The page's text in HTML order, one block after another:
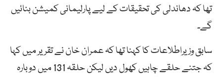
تھا کہ دھاندلی کی تحقیقات کے لیے پارلیمانی کمیشن بنائیں
گے۔
سابق وزیراطلاعات کا کہنا تھا کہ عمران خان نے تقریر میں کہا
کہ جتنے حلقے چاہیں کھول دیں لیکن حلقہ 131 میں دوبارہ